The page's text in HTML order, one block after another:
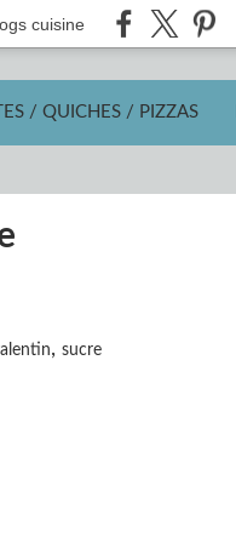
cuisine
/ QUICHES / PIZZAS
, sucre